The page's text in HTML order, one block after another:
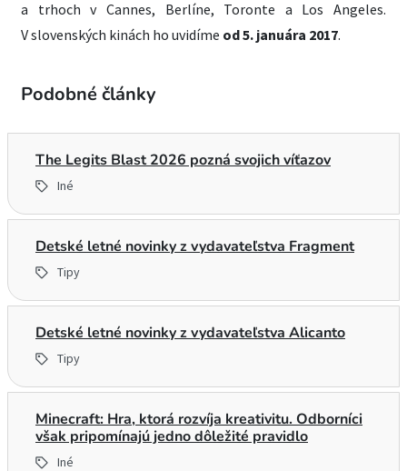
a trhoch v Cannes, Berlíne, Toronte a Los Angeles.
V slovenských kinách ho uvidíme od 5. januára 2017.
Podobné články
The Legits Blast 2026 pozná svojich víťazov
Iné
Detské letné novinky z vydavateľstva Fragment
Tipy
Detské letné novinky z vydavateľstva Alicanto
Tipy
Minecraft: Hra, ktorá rozvíja kreativitu. Odborníci
však pripomínajú jedno dôležité pravidlo
Iné